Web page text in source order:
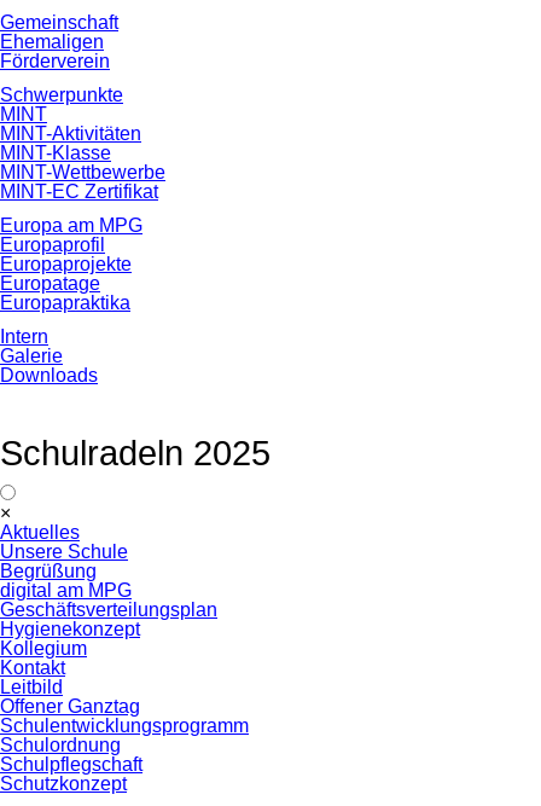
Gemeinschaft
Ehemaligen
Förderverein
Schwerpunkte
MINT
MINT-Aktivitäten
MINT-Klasse
MINT-Wettbewerbe
MINT-EC Zertifikat
Europa am MPG
Europaprofil
Europaprojekte
Europatage
Europapraktika
Intern
Galerie
Downloads
Schulradeln 2025
×
überspringen
Aktuelles
Unsere Schule
Begrüßung
digital am MPG
Geschäftsverteilungsplan
Hygienekonzept
Kollegium
Kontakt
Leitbild
Offener Ganztag
Schulentwicklungsprogramm
Schulordnung
Schulpflegschaft
Schutzkonzept